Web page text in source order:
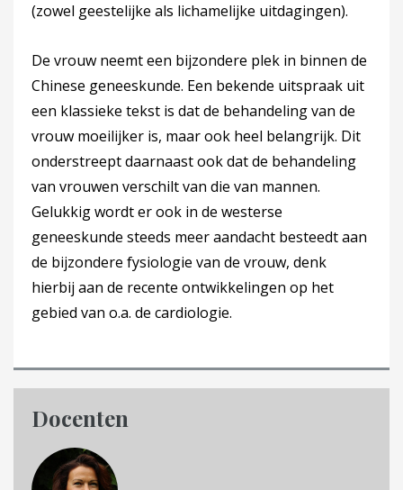
(zowel geestelijke als lichamelijke uitdagingen).
De vrouw neemt een bijzondere plek in binnen de
Chinese geneeskunde. Een bekende uitspraak uit
een klassieke tekst is dat de behandeling van de
vrouw moeilijker is, maar ook heel belangrijk. Dit
onderstreept daarnaast ook dat de behandeling
van vrouwen verschilt van die van mannen.
Gelukkig wordt er ook in de westerse
geneeskunde steeds meer aandacht besteedt aan
de bijzondere fysiologie van de vrouw, denk
hierbij aan de recente ontwikkelingen op het
gebied van o.a. de cardiologie.
Docenten